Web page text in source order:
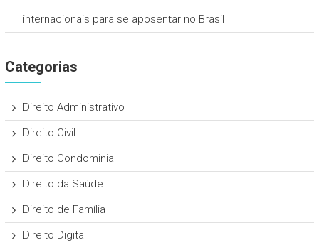
internacionais para se aposentar no Brasil
Categorias
Direito Administrativo
Direito Civil
Direito Condominial
Direito da Saúde
Direito de Família
Direito Digital